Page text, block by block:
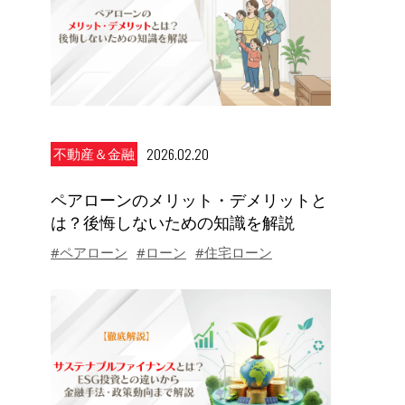
不動産＆金融 2026.02.20
ペアローンのメリット・デメリットと
は？後悔しないための知識を解説
#ペアローン #ローン #住宅ローン